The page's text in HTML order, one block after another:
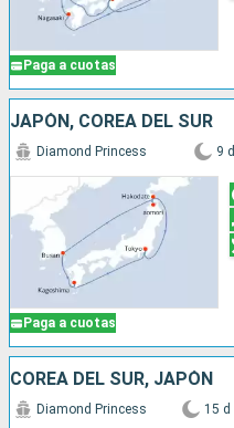
Paga a cuotas
JAPÓN, COREA DEL SUR
Paga a cuotas
Diamond Princess 9 d
COREA DEL SUR, JAPÓN
Diamond Princess 15 d